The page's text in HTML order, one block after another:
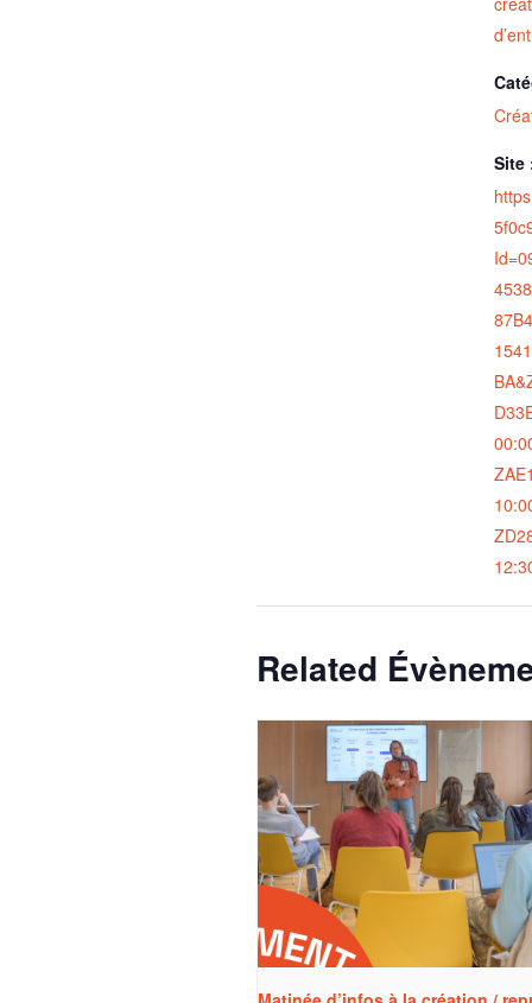
Site
Related